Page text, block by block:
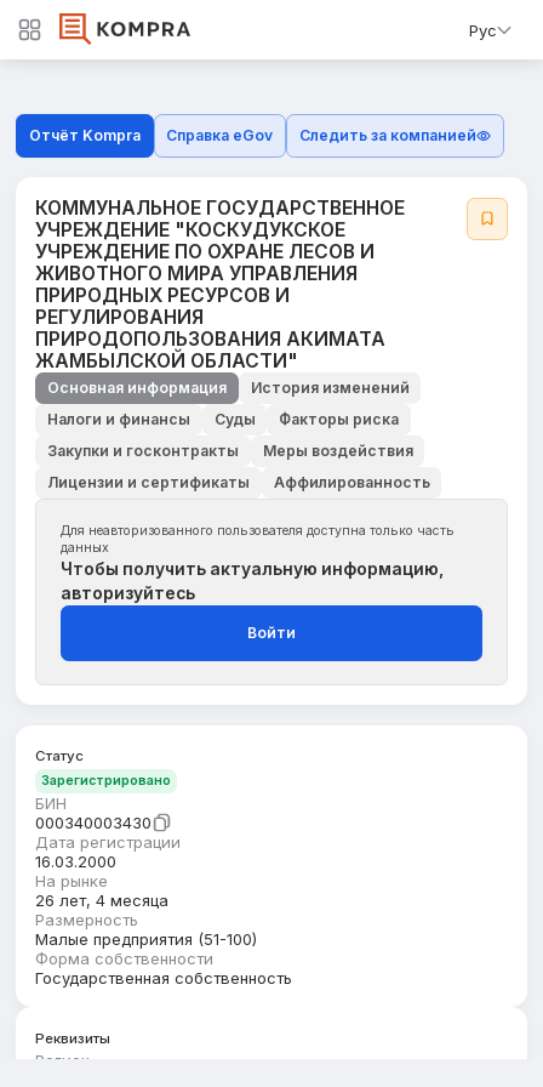
Рус
Отчёт Kompra Справка eGov Следить за компанией
КОММУНАЛЬНОЕ ГОСУДАРСТВЕННОЕ
УЧРЕЖДЕНИЕ "КОСКУДУКСКОЕ
УЧРЕЖДЕНИЕ ПО ОХРАНЕ ЛЕСОВ И
ЖИВОТНОГО МИРА УПРАВЛЕНИЯ
ПРИРОДНЫХ РЕСУРСОВ И
РЕГУЛИРОВАНИЯ
ПРИРОДОПОЛЬЗОВАНИЯ АКИМАТА
ЖАМБЫЛСКОЙ ОБЛАСТИ"
Основная информация
История изменений
Налоги и финансы
Суды
Факторы риска
Закупки и госконтракты
Меры воздействия
Лицензии и сертификаты
Аффилированность
Для неавторизованного пользователя доступна только часть
данных
Чтобы получить актуальную информацию,
авторизуйтесь
Войти
Статус
Зарегистрировано
БИН
000340003430
Дата регистрации
16.03.2000
На рынке
26 лет, 4 месяца
Размерность
Малые предприятия (51-100)
Форма собственности
Государственная собственность
Реквизиты
Регион